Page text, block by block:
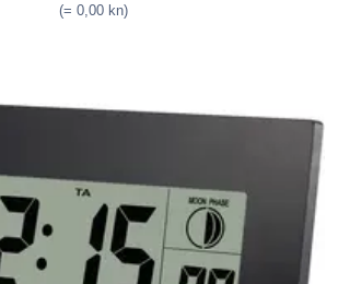
(= 0,00 kn)